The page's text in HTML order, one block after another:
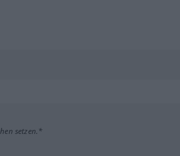
setzen.*